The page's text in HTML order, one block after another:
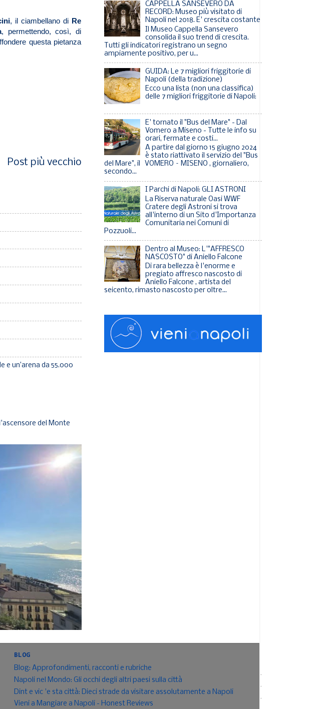
, il ciambellano di Re
, permettendo, così, di
questa pietanza
Post più vecchio
un’arena da 55.000
del Monte
CAPPELLA SANSEVERO DA
RECORD: Museo più visitato di
Napoli nel 2018. E' crescita costante
Il Museo Cappella Sansevero
consolida il suo trend di crescita.
Tutti gli indicatori registrano un segno
ampiamente positivo, per u...
GUIDA: Le 7 migliori friggitorie di
Napoli (della tradizione)
Ecco una lista (non una classifica)
delle 7 migliori friggitorie di Napoli:
E' tornato il "Bus del Mare" - Dal
Vomero a Miseno - Tutte le info su
orari, fermate e costi...
A partire dal giorno 15 giugno 2024
è stato riattivato il servizio del "Bus
del Mare", il VOMERO – MISENO , giornaliero,
secondo...
I Parchi di Napoli: GLI ASTRONI
La Riserva naturale Oasi WWF
Cratere degli Astroni si trova
all'interno di un Sito d'Importanza
Comunitaria nei Comuni di
Pozzuoli...
Dentro al Museo: L'"AFFRESCO
NASCOSTO" di Aniello Falcone
Di rara bellezza è l'enorme e
pregiato affresco nascosto di
Aniello Falcone , artista del
seicento, rimasto nascosto per oltre...
BLOG
Blog: Approfondimenti, racconti e rubriche
Napoli nel Mondo: Gli occhi degli altri paesi sulla città
Dint e vic 'e sta città: Dieci strade da visitare assolutamente a Napoli
Vieni a Mangiare a Napoli - Honest Reviews